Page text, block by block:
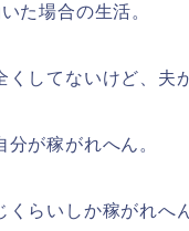
た場合の生活。
くしてないけど、夫
が稼がれへん。
くらいしか稼がれへ